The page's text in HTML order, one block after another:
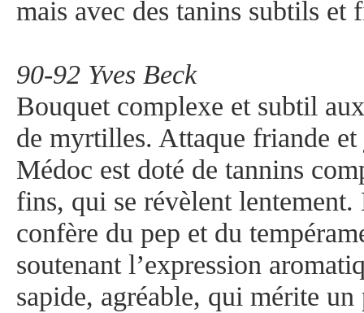
mais avec des tanins subtils et
90-92 Yves Beck
Bouquet complexe et subtil
de myrtilles. Attaque friande
Médoc est doté de tannins
fins, qui se révèlent lentement.
confère du pep et du
soutenant l’expression
sapide, agréable, qui mérite